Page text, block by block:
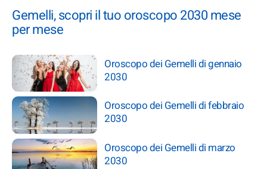
Gemelli, scopri il tuo oroscopo 2030 mese
per mese
Oroscopo dei Gemelli di gennaio
2030
Oroscopo dei Gemelli di febbraio
2030
Oroscopo dei Gemelli di marzo
2030